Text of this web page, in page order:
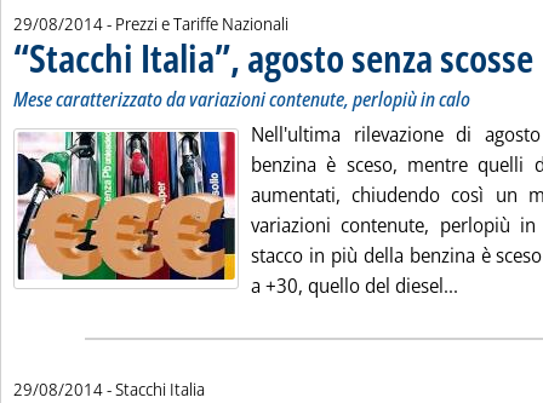
29/08/2014- Prezzi e Tariffe Nazionali
“Stacchi Italia”, agosto senza scosse
Mese caratterizzato da variazioni contenute, perlopiù in calo
Nell'ultima rilevazione di
benzina è sceso, mentre quelli
aumentati, chiudendo così un
variazioni contenute, perlopiù
stacco in più della benzina è
a +30, quello del diesel...
29/08/2014- Stacchi Italia